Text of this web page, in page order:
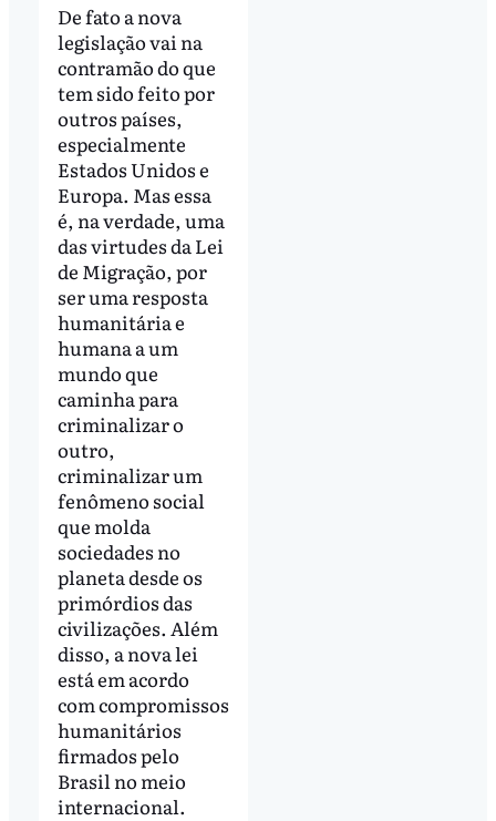
De fato a nova
legislação vai na
contramão do que
tem sido feito por
outros países,
especialmente
Estados Unidos e
Europa. Mas essa
é, na verdade, uma
das virtudes da Lei
de Migração, por
ser uma resposta
humanitária e
humana a um
mundo que
caminha para
criminalizar o
outro,
criminalizar um
fenômeno social
que molda
sociedades no
planeta desde os
primórdios das
civilizações. Além
disso, a nova lei
está em acordo
com compromissos
humanitários
firmados pelo
Brasil no meio
internacional.